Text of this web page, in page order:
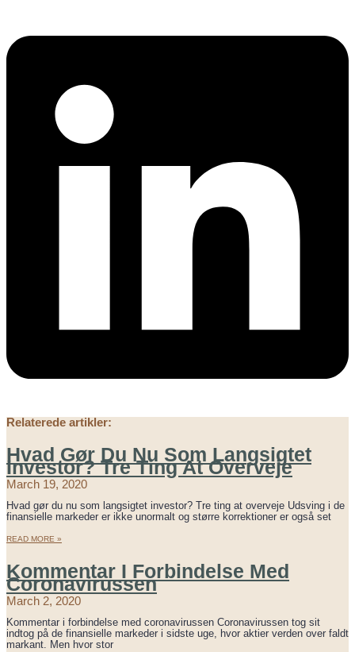
Relaterede artikler:
Hvad Gør Du Nu Som Langsigtet
Investor? Tre Ting At Overveje
March 19, 2020
Hvad gør du nu som langsigtet investor? Tre ting at overveje Udsving i de
finansielle markeder er ikke unormalt og større korrektioner er også set
READ MORE »
Kommentar I Forbindelse Med
Coronavirussen
March 2, 2020
Kommentar i forbindelse med coronavirussen Coronavirussen tog sit
indtog på de finansielle markeder i sidste uge, hvor aktier verden over faldt
markant. Men hvor stor